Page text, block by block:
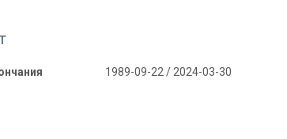
1989-09-22 / 2024-03-30